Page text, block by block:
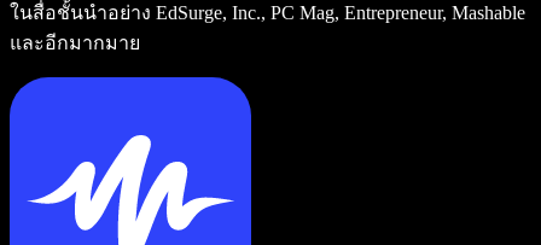
ในสื่อชั้นนำอย่าง EdSurge, Inc., PC Mag, Entrepreneur, Mashable
และอีกมากมาย